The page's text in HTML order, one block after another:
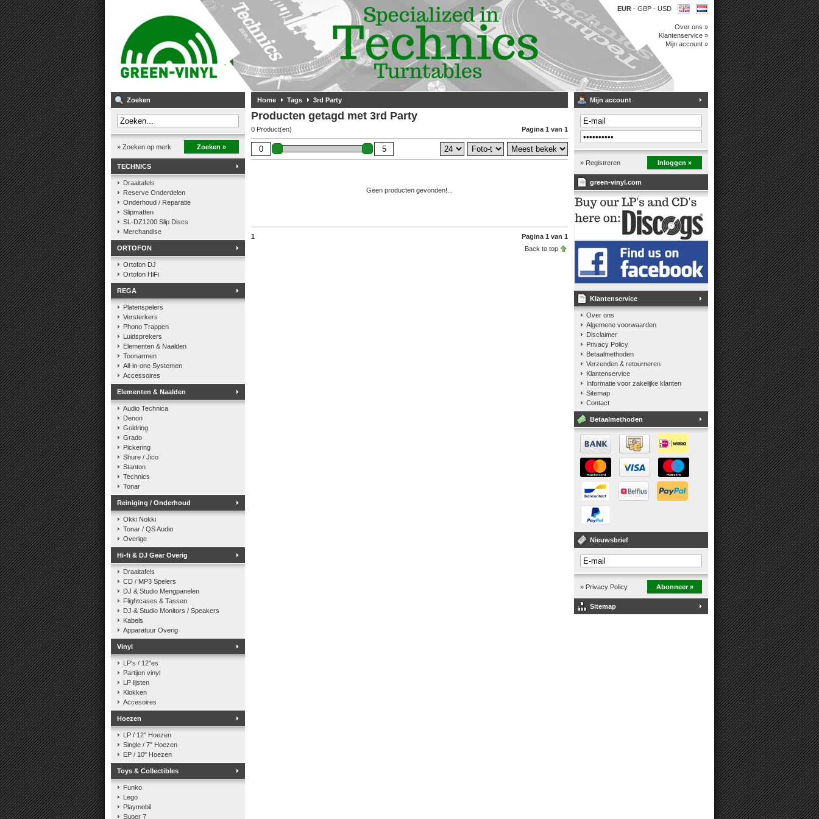
EUR - GBP - USD
Over ons »
Klantenservice »
Mijn account »
Zoeken
» Zoeken op merk Zoeken »
TECHNICS
Draaitafels
Reserve Onderdelen
Onderhoud / Reparatie
Slipmatten
SL-DZ1200 Slip Discs
Merchandise
ORTOFON
Ortofon DJ
Ortofon HiFi
REGA
Platenspelers
Versterkers
Phono Trappen
Luidsprekers
Elementen & Naalden
Toonarmen
All-in-one Systemen
Accessoires
Elementen & Naalden
Audio Technica
Denon
Goldring
Grado
Pickering
Shure / Jico
Stanton
Technics
Tonar
Reiniging / Onderhoud
Okki Nokki
Tonar / QS Audio
Overige
Hi-fi & DJ Gear Overig
Draaitafels
CD / MP3 Spelers
DJ & Studio Mengpanelen
Flightcases & Tassen
DJ & Studio Monitors / Speakers
Kabels
Apparatuur Overig
Vinyl
LP's / 12"es
Partijen vinyl
LP lijsten
Klokken
Accesoires
Hoezen
LP / 12" Hoezen
Single / 7" Hoezen
EP / 10" Hoezen
Toys & Collectibles
Funko
Lego
Playmobil
Super 7
Home Tags 3rd Party
Producten getagd met 3rd Party
0 Product(en) Pagina 1 van 1
Geen producten gevonden!...
1
Pagina 1 van 1
Back to top
Mijn account
» Registreren Inloggen »
green-vinyl.com
Klantenservice
Over ons
Algemene voorwaarden
Disclaimer
Privacy Policy
Betaalmethoden
Verzenden & retourneren
Klantenservice
Informatie voor zakelijke klanten
Sitemap
Contact
Betaalmethoden
Nieuwsbrief
» Privacy Policy Abonneer »
Sitemap